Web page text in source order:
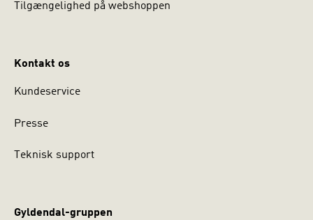
Tilgængelighed på webshoppen
Kontakt os
Kundeservice
Presse
Teknisk support
Gyldendal-gruppen